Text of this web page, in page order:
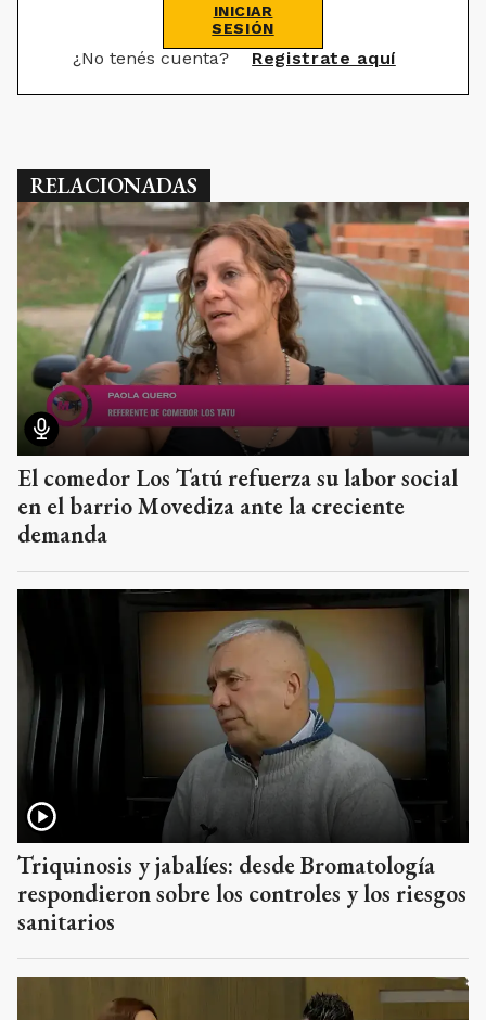
INICIAR
SESIÓN
¿No tenés cuenta? Registrate aquí
RELACIONADAS
El comedor Los Tatú refuerza su labor social
en el barrio Movediza ante la creciente
demanda
Triquinosis y jabalíes: desde Bromatología
respondieron sobre los controles y los riesgos
sanitarios